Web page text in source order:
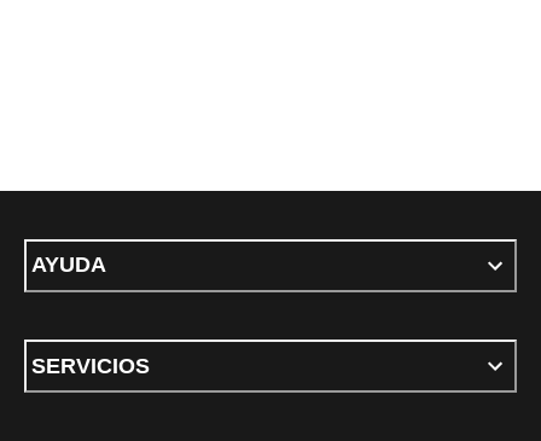
AYUDA
SERVICIOS